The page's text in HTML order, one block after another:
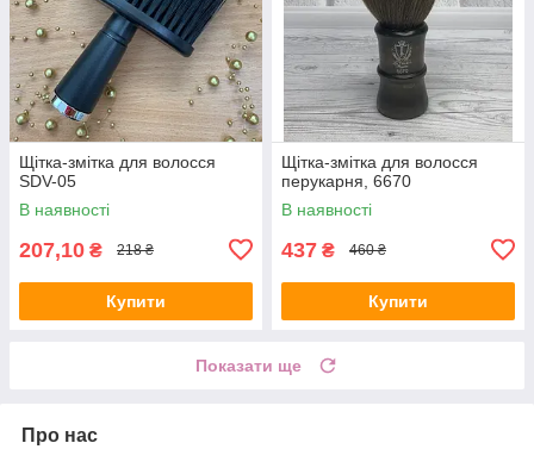
Щітка-змітка для волосся
SDV-05
В наявності
207,10 ₴ 218 ₴
Купити
Щітка-змітка для волосся
перукарня, 6670
В наявності
437 ₴ 460 ₴
Купити
Показати ще
Про нас